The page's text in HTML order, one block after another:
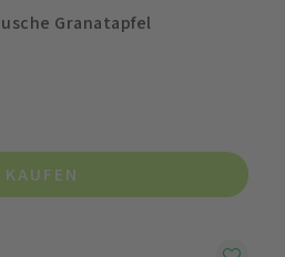
Granatapfel
KAUFEN